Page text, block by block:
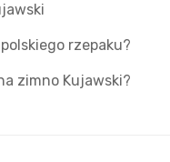
rzepaku?
zimno Kujawski?